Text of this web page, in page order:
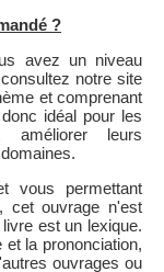
?
avez un niveau
notre site
et comprenant
idéal pour les
améliorer leurs
vous permettant
cet ouvrage n'est
est un lexique.
la prononciation,
ouvrages ou